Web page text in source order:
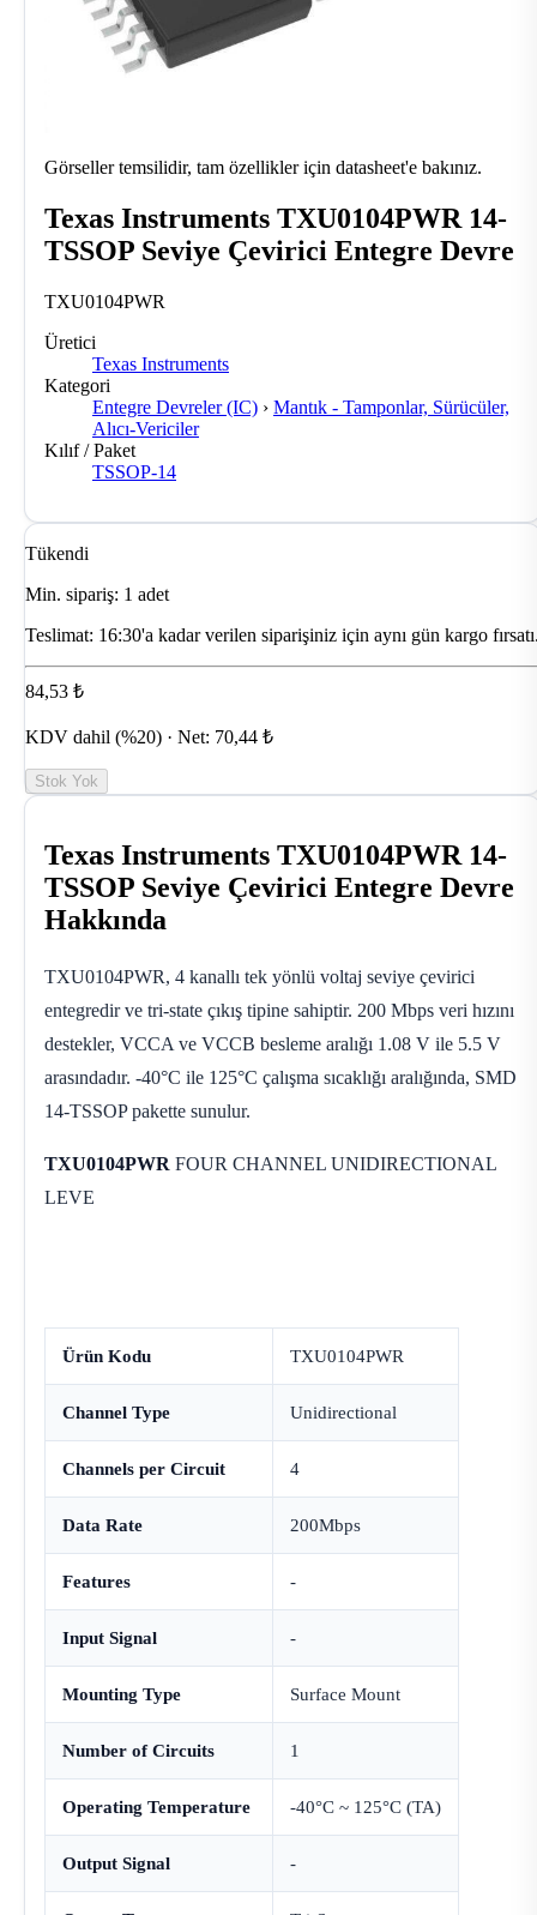
Görseller temsilidir, tam özellikler için datasheet'e bakınız.
Texas Instruments TXU0104PWR 14-
TSSOP Seviye Çevirici Entegre Devre
TXU0104PWR
Üretici
Texas Instruments
Kategori
Entegre Devreler (IC) › Mantık - Tamponlar, Sürücüler,
Alıcı-Vericiler
Kılıf / Paket
TSSOP-14
Tükendi
Min. sipariş: 1 adet
Teslimat: 16:30'a kadar verilen siparişiniz için aynı gün kargo
84,53 ₺
KDV dahil (%20) · Net: 70,44 ₺
Stok Yok
Texas Instruments TXU0104PWR 14-
TSSOP Seviye Çevirici Entegre Devre
Hakkında
TXU0104PWR, 4 kanallı tek yönlü voltaj seviye çevirici
entegredir ve tri-state çıkış tipine sahiptir. 200 Mbps veri hızını
destekler, VCCA ve VCCB besleme aralığı 1.08 V ile 5.5 V
arasındadır. -40°C ile 125°C çalışma sıcaklığı aralığında, SMD
14-TSSOP pakette sunulur.
TXU0104PWR FOUR CHANNEL UNIDIRECTIONAL
LEVE
Ürün Kodu TXU0104PWR
Channel Type Unidirectional
Channels per Circuit 4
Data Rate 200Mbps
Features -
Input Signal -
Mounting Type Surface Mount
Number of Circuits 1
Operating Temperature -40°C ~ 125°C (TA)
Output Signal -